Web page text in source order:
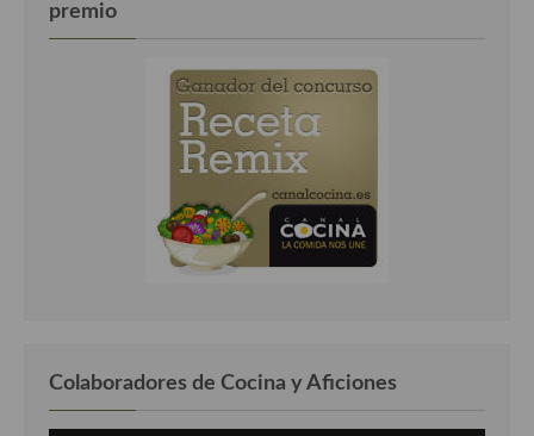
premio
Colaboradores de Cocina y Aficiones